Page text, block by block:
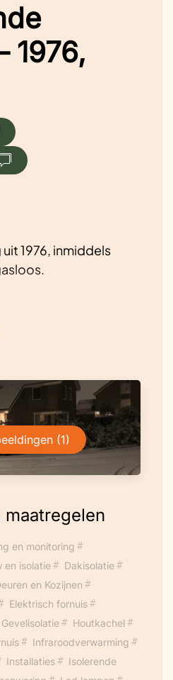
1976,
1976, inmiddels
(1)
en monitoring
en isolatie
Dakisolatie
en Kozijnen
Elektrisch fornuis
Gevelisolatie
Houtkachel
Infraroodverwarming
Installaties
Isolerende